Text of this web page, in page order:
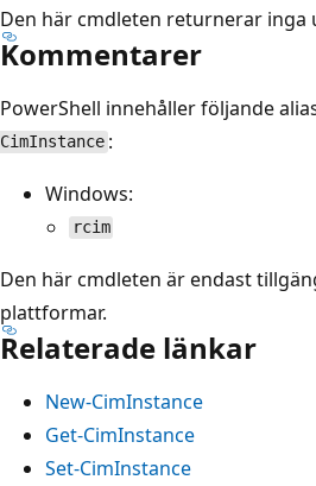
Den här cmdleten returnerar inga
Kommentarer
PowerShell innehåller följande
CimInstance :
Windows:
rcim
Den här cmdleten är endast
plattformar.
Relaterade länkar
New-CimInstance
Get-CimInstance
Set-CimInstance